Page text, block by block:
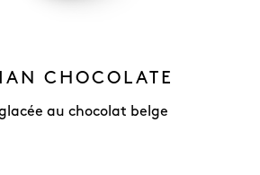
CHOCOLATE
au chocolat belge